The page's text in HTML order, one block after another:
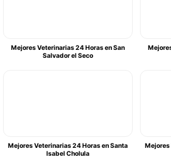
Mejores Veterinarias 24 Horas en San
Salvador el Seco
Mejores Veterinarias 24 Horas en Santa
Isabel Cholula
Mejores